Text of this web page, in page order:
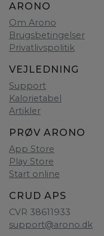
ARONO
Om Arono
Brugsbetingelser
Privatlivspolitik
VEJLEDNING
Support
Kalorietabel
Artikler
PRØV ARONO
App Store
Play Store
Start online
CRUD APS
CVR 38611933
support@arono.dk